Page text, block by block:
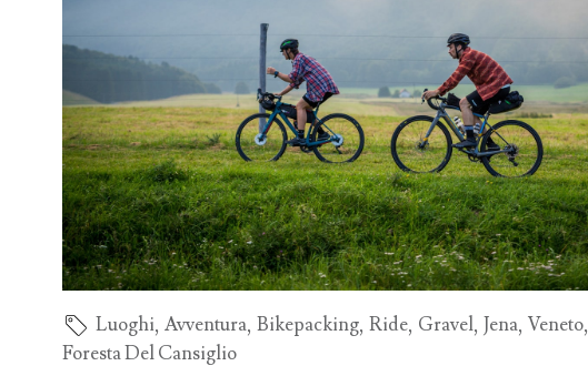
Luoghi,Avventura,Bikepacking,Ride, Gravel,Jena,Veneto,
Foresta Del Cansiglio